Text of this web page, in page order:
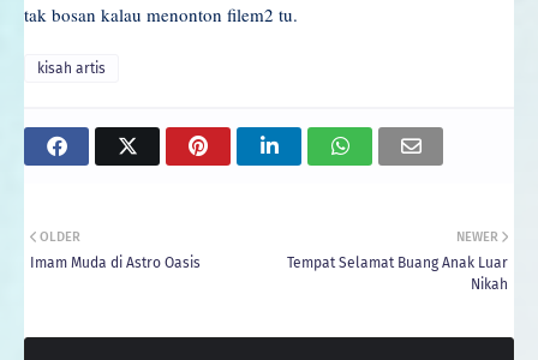
tak bosan kalau menonton filem2 tu.
kisah artis
NEWER
Tempat Selamat Buang Anak Luar
Nikah
OLDER
Imam Muda di Astro Oasis